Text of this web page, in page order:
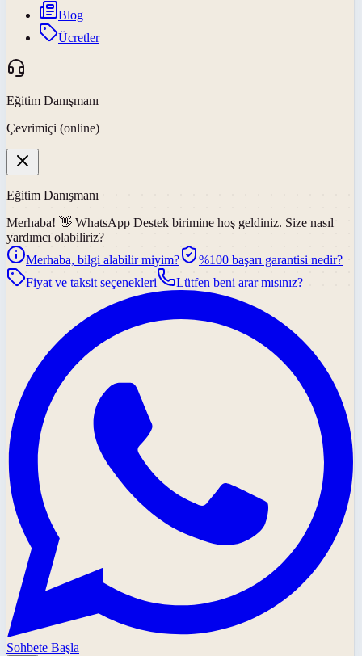
Blog
Ücretler
Eğitim Danışmanı
Çevrimiçi (online)
Eğitim Danışmanı
Merhaba! 👋 WhatsApp Destek birimine hoş geldiniz. Size nasıl
yardımcı olabiliriz?
Merhaba, bilgi alabilir miyim?
%100 başarı garantisi nedir?
Fiyat ve taksit seçenekleri
Lütfen beni arar mısınız?
Sohbete Başla